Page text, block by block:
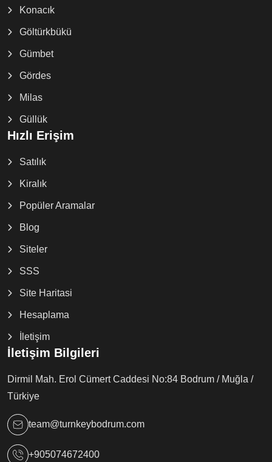
Konacık
Göltürkbükü
Gümbet
Gördes
Milas
Güllük
Hızlı Erişim
Satılık
Kiralık
Popüler Aramalar
Blog
Siteler
SSS
Site Haritasi
Hesaplama
İletişim
İletişim Bilgileri
Dirmil Mah. Erol Cümert Caddesi No:84 Bodrum / Muğla /
Türkiye
team@turnkeybodrum.com
+905074672400